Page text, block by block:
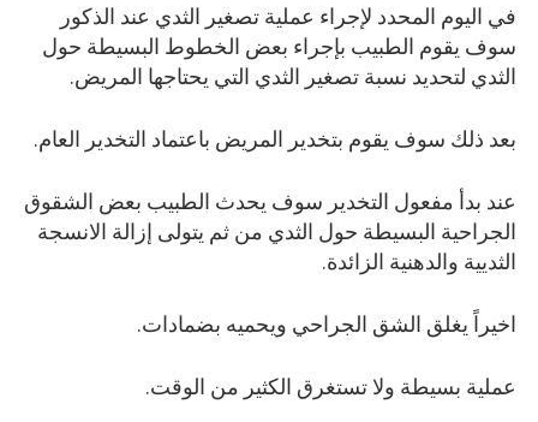
في اليوم المحدد لإجراء عملية تصغير الثدي عند الذكور
سوف يقوم الطبيب بإجراء بعض الخطوط البسيطة حول
الثدي لتحديد نسبة تصغير الثدي التي يحتاجها المريض.
بعد ذلك سوف يقوم بتخدير المريض باعتماد التخدير العام.
عند بدأ مفعول التخدير سوف يحدث الطبيب بعض الشقوق
الجراحية البسيطة حول الثدي من ثم يتولى إزالة الانسجة
الثديية والدهنية الزائدة.
اخيراً يغلق الشق الجراحي ويحميه بضمادات.
عملية بسيطة ولا تستغرق الكثير من الوقت.